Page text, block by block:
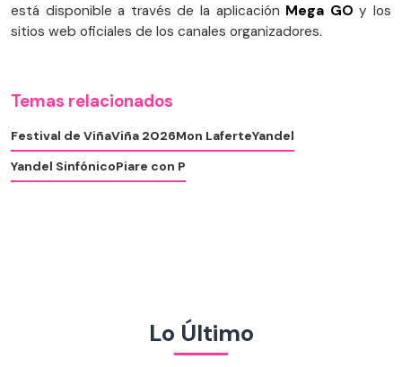
está disponible a través de la aplicación Mega GO y los
sitios web oficiales de los canales organizadores.
Temas relacionados
Festival de ViñaViña 2026Mon LaferteYandel
Yandel SinfónicoPiare con P
Lo Último